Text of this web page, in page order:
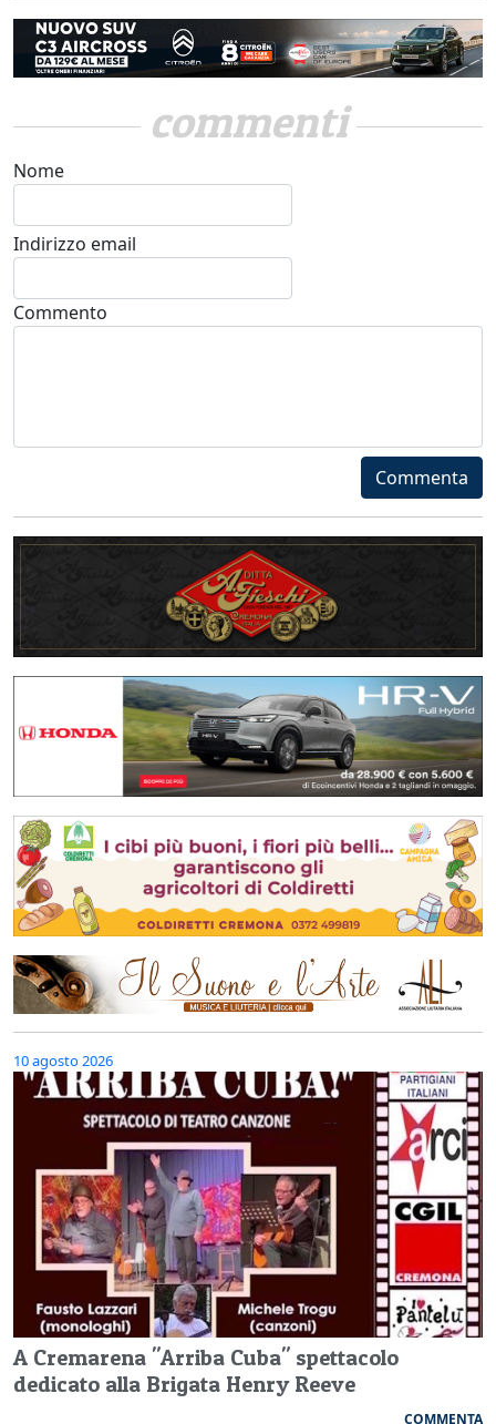
commenti
Nome
Indirizzo email
Commento
Commenta
10 agosto 2026
A Cremarena "Arriba Cuba" spettacolo
dedicato alla Brigata Henry Reeve
COMMENTA